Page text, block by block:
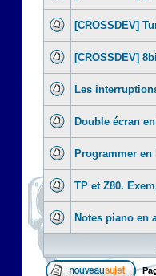
[CROSSDEV]
[CROSSDEV]
Les
Double écran
Programmer en
TP et Z80.
Notes piano en